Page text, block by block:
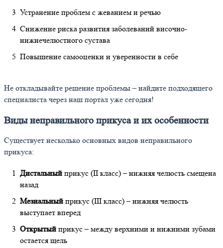
Устранение проблем с жеванием и речью
Снижение риска развития заболеваний височно-
нижнечелюстного сустава
Повышение самооценки и уверенности в себе
Не откладывайте решение проблемы – найдите подходящего
специалиста через наш портал уже сегодня!
Виды неправильного прикуса и их особенности
Существует несколько основных видов неправильного
прикуса:
Дистальный прикус (II класс) – нижняя челюсть смещена
назад
Мезиальный прикус (III класс) – нижняя челюсть
выступает вперед
Открытый прикус – между верхними и нижними зубами
остается щель